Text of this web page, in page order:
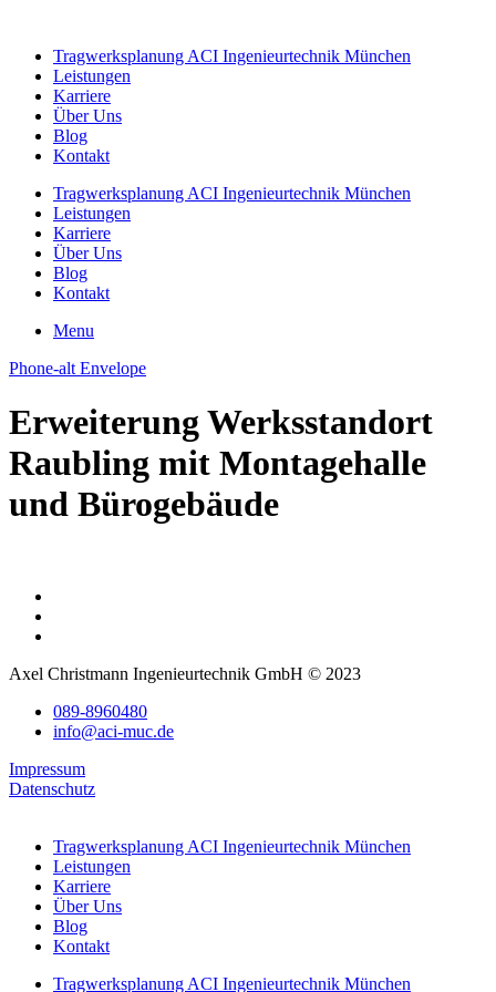
springenTragwerksplanung ACI Ingenieurtechnik München
Leistungen
Karriere
Über Uns
Blog
Kontakt
Tragwerksplanung ACI Ingenieurtechnik München
Leistungen
Karriere
Über Uns
Blog
Kontakt
Menu
Phone-alt Envelope
Erweiterung Werksstandort
Raubling mit Montagehalle
und Bürogebäude
Axel Christmann Ingenieurtechnik GmbH © 2023
089-8960480
info@aci-muc.de
Impressum
Datenschutz
Tragwerksplanung ACI Ingenieurtechnik München
Leistungen
Karriere
Über Uns
Blog
Kontakt
Tragwerksplanung ACI Ingenieurtechnik München